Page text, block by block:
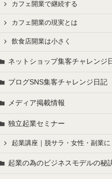
カフェ開業で継続する
カフェ開業の現実とは
飲食店開業は小さく
ネットショップ集客チャレンジ
ブログSNS集客チャレンジ日記
メディア掲載情報
独立起業セミナー
起業講座｜脱サラ・女性・副業に
起業の為のビジネスモデルの秘